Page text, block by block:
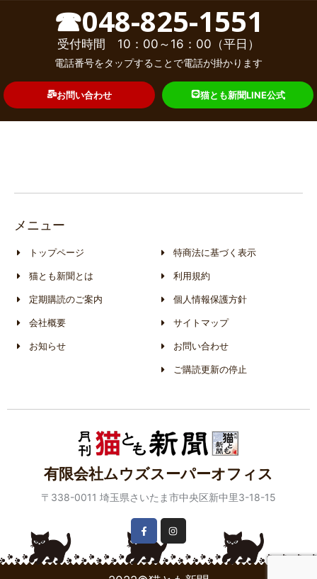
☎048-825-1551
受付時間 10：00～16：00（平日）
電話番号をタップすることで電話が掛かります
お問い合わせ 猫とも新聞LINE公式
有限会社ムウズスーパーオフィス
〒338-0011 埼玉県さいたま市中央区新中里3-18-15
メニュー
トップページ
猫とも新聞とは
定期購読のご案内
会社概要
お知らせ
特商法に基づく表示
利用規約
個人情報保護方針
サイトマップ
お問い合わせ
ご購読更新の停止